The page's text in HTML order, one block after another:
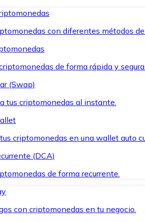
con diferentes métodos
de forma rápida y segura.
(Swap)
tus criptomonedas al instante.
criptomonedas en una wallet auto
(DCA)
de forma recurrente.
con criptomonedas en tu negocio.